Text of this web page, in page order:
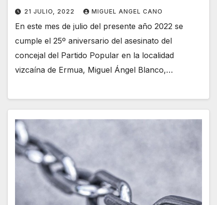
21 JULIO, 2022 MIGUEL ANGEL CANO
En este mes de julio del presente año 2022 se
cumple el 25º aniversario del asesinato del
concejal del Partido Popular en la localidad
vizcaína de Ermua, Miguel Ángel Blanco,…